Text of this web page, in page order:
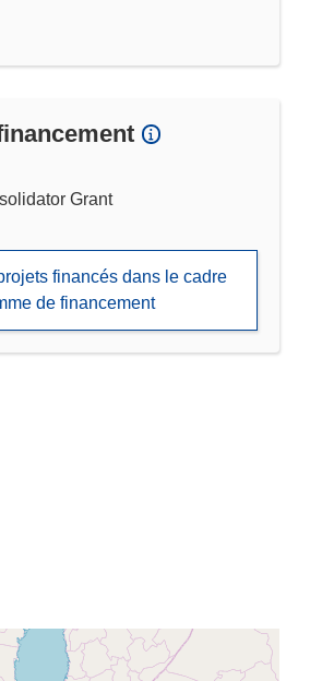
Grant
financés dans le cadre
de financement